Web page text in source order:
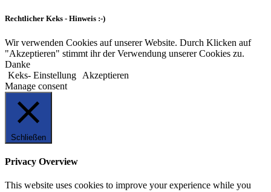
Rechtlicher Keks - Hinweis :-)
Wir verwenden Cookies auf unserer Website. Durch Klicken auf
"Akzeptieren" stimmt ihr der Verwendung unserer Cookies zu.
Danke
Keks- Einstellung
Akzeptieren
Manage consent
Schließen
Privacy Overview
This website uses cookies to improve your experience while you